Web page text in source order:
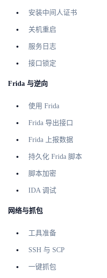
安装中间人证书
关机重启
服务日志
接口锁定
Frida 与逆向
使用 Frida
Frida 导出接口
Frida 上报数据
持久化 Frida 脚本
脚本加密
IDA 调试
网络与抓包
工具准备
SSH 与 SCP
一键抓包